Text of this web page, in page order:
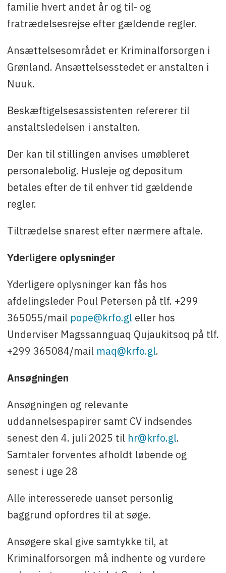
familie hvert andet år og til- og
fratrædelsesrejse efter gældende regler.
Ansættelsesområdet er Kriminalforsorgen i
Grønland. Ansættelsesstedet er anstalten i
Nuuk.
Beskæftigelsesassistenten refererer til
anstaltsledelsen i anstalten.
Der kan til stillingen anvises umøbleret
personalebolig. Husleje og depositum
betales efter de til enhver tid gældende
regler.
Tiltrædelse snarest efter nærmere aftale.
Yderligere oplysninger
Yderligere oplysninger kan fås hos
afdelingsleder Poul Petersen på tlf. +299
365055/mail pope@krfo.gleller hos
Underviser Magssannguaq Qujaukitsoq på tlf.
+299 365084/mail maq@krfo.gl.
Ansøgningen
Ansøgningen og relevante
uddannelsespapirer samt CV indsendes
senest den 4. juli 2025 til hr@krfo.gl.
Samtaler forventes afholdt løbende og
senest i uge 28
Alle interesserede uanset personlig
baggrund opfordres til at søge.
Ansøgere skal give samtykke til, at
Kriminalforsorgen må indhente og vurdere